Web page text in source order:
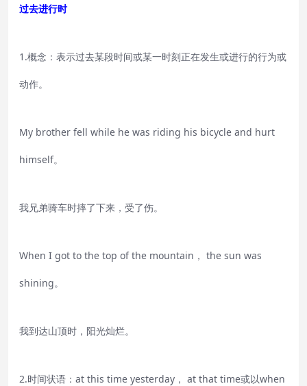
过去进行时
1.概念：表示过去某段时间或某一时刻正在发生或进行的行为或
动作。
My brother fell while he was riding his bicycle and hurt
himself。
我兄弟骑车时摔了下来，受了伤。
When I got to the top of the mountain， the sun was
shining。
我到达山顶时，阳光灿烂。
2.时间状语：at this time yesterday， at that time或以when